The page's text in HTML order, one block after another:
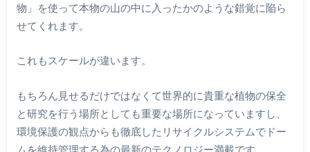
物」を使って本物の山の中に入ったかのような錯覚に陥ら
せてくれます。
これもスケールが違います。
もちろん見せるだけではなくて世界的に貴重な植物の保全
と研究を行う場所としても重要な場所になっていますし、
環境保護の観点からも徹底したリサイクルシステムでドー
ムを維持管理する為の最新のテクノロジー満載です。